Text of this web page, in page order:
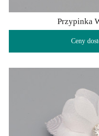
Przypinka
Ceny